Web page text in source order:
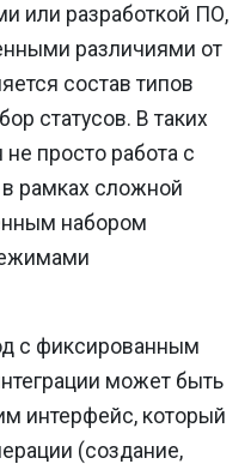
или разработкой ПО,
различиями от
состав типов
статусов. В таких
не просто работа с
рамках сложной
набором
с фиксированным
может быть
интерфейс, который
(создание,